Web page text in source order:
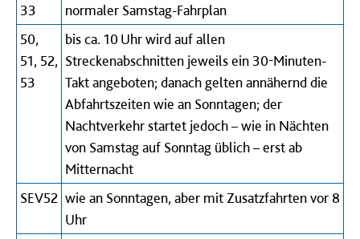
33
normaler Samstag-Fahrplan
50,
51, 52,
53
bis ca. 10 Uhr wird auf allen
Streckenabschnitten jeweils ein 30-Minuten-
Takt angeboten; danach gelten annähernd die
Abfahrtszeiten wie an Sonntagen; der
Nachtverkehr startet jedoch – wie in Nächten
von Samstag auf Sonntag üblich – erst ab
Mitternacht
SEV52 wie an Sonntagen, aber mit Zusatzfahrten vor 8
Uhr